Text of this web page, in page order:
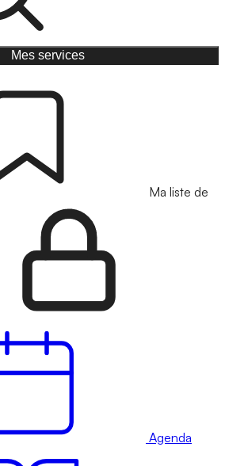
Mes services
Ma liste de
Agenda